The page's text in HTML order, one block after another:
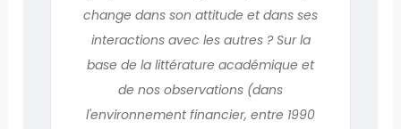
change dans son attitude et dans ses
interactions avec les autres ? Sur la
base de la littérature académique et
de nos observations (dans
l'environnement financier, entre 1990